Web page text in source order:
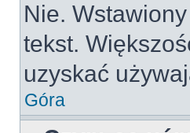
Nie.
tekst.
uzyskać
Góra